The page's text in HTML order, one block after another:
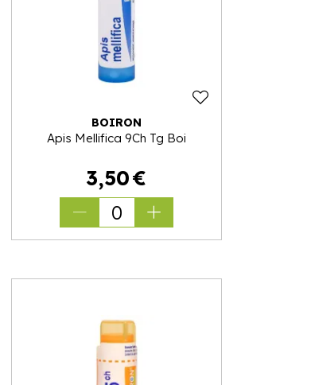
BOIRON
Apis Mellifica 9Ch Tg Boi
3,50€
0